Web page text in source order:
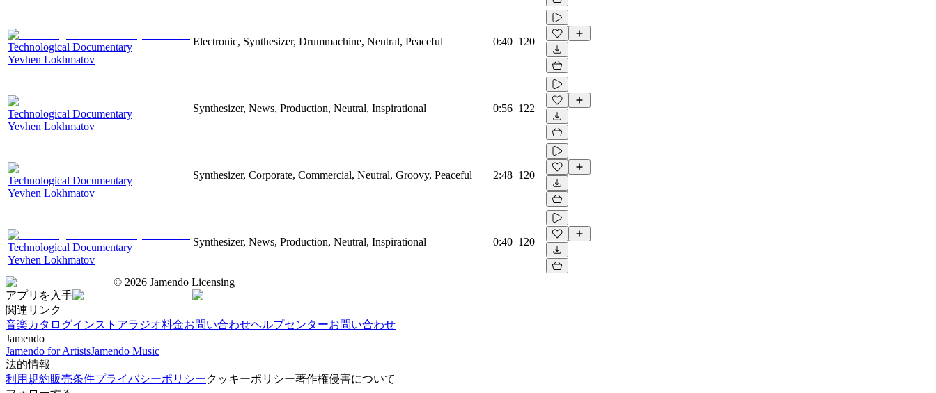
Technological Documentary
Yevhen Lokhmatov
Electronic, Synthesizer, Drummachine, Neutral, Peaceful 0:40 120
Technological Documentary
Yevhen Lokhmatov
Synthesizer, News, Production, Neutral, Inspirational 0:56 122
Technological Documentary
Yevhen Lokhmatov
Synthesizer, Corporate, Commercial, Neutral, Groovy, Peaceful 2:48 120
Technological Documentary
Yevhen Lokhmatov
Synthesizer, News, Production, Neutral, Inspirational 0:40 120
© 2026 Jamendo Licensing
アプリを入手
関連リンク
音楽カタログインストアラジオ料金お問い合わせヘルプセンターお問い合わせ
Jamendo
Jamendo for ArtistsJamendo Music
法的情報
利用規約販売条件プライバシーポリシークッキーポリシー著作権侵害について